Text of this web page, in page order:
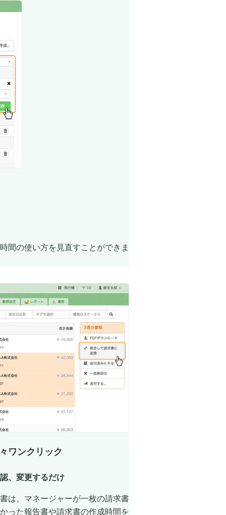
間の使い方を見直すことができま
ワンクリック
、変更するだけ
は、マネージャーが一枚の請求書
った報告書や請求書の作成時間を